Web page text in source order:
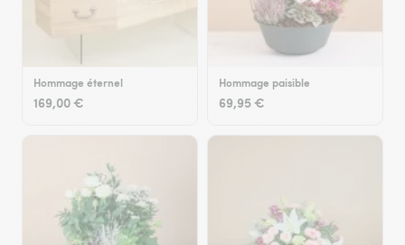
Hommage éternel
169,00 €
Hommage paisible
69,95 €